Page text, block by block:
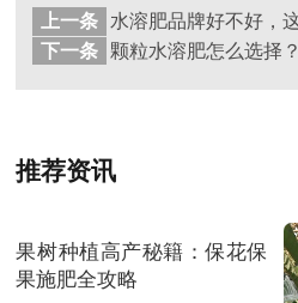
上一条
下一条
颗粒水溶肥怎么选择？
推荐资讯
果树种植高产秘籍：保花保
果施肥全攻略